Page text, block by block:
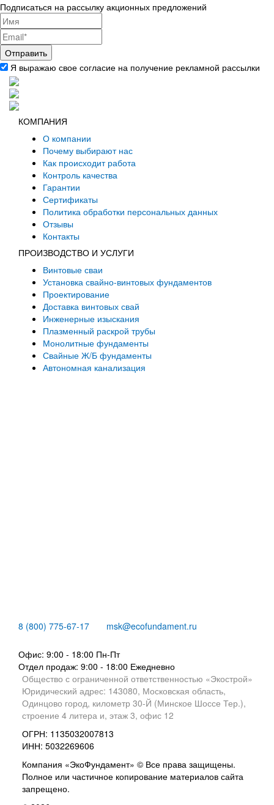
Подписаться на рассылку акционных предложений
Я выражаю свое согласие на получение рекламной рассылки
КОМПАНИЯ
О компании
Почему выбирают нас
Как происходит работа
Контроль качества
Гарантии
Сертификаты
Политика обработки персональных данных
Отзывы
Контакты
ПРОИЗВОДСТВО И УСЛУГИ
Винтовые сваи
Установка свайно-винтовых фундаментов
Проектирование
Доставка винтовых свай
Инженерные изыскания
Плазменный раскрой трубы
Монолитные фундаменты
Свайные Ж/Б фундаменты
Автономная канализация
8 (800) 775-67-17 msk@ecofundament.ru
Офис: 9:00 - 18:00 Пн-Пт
Отдел продаж: 9:00 - 18:00 Ежедневно
Общество с ограниченной ответственностью «Экострой»
Юридический адрес: 143080, Московская область,
Одинцово город, километр 30-Й (Минское Шоссе Тер.),
строение 4 литера и, этаж 3, офис 12
ОГРН: 1135032007813
ИНН: 5032269606
Компания «ЭкоФундамент» © Все права защищены.
Полное или частичное копирование материалов сайта
запрещено.